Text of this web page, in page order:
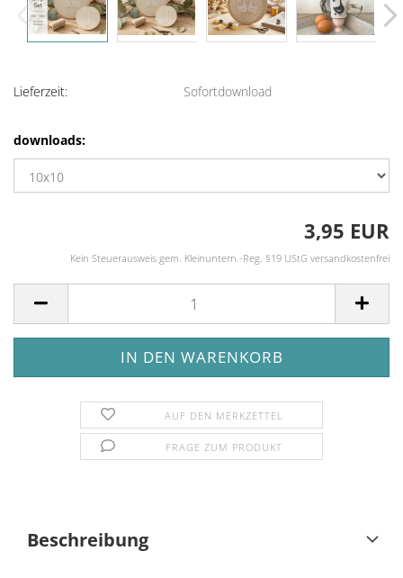
Lieferzeit: Sofortdownload
downloads:
3,95 EUR
Kein Steuerausweis gem. Kleinuntern.-Reg. §19 UStG versandkostenfrei
AUF DEN MERKZETTEL
FRAGE ZUM PRODUKT
Beschreibung